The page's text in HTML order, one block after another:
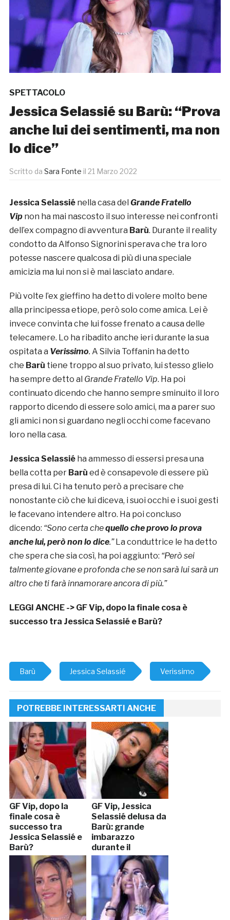
SPETTACOLO
Jessica Selassié su Barù: “Prova
anche lui dei sentimenti, ma non
lo dice”
Scritto da Sara Fonte il 21 Marzo 2022
Jessica Selassiénella casa del Grande Fratello
Vip non ha mai nascosto il suo interesse nei confronti
dell’ex compagno di avventura Barù. Durante il reality
condotto da Alfonso Signorini sperava che tra loro
potesse nascere qualcosa di più di una speciale
amicizia ma lui non si è mai lasciato andare.
Più volte l’ex gieffino ha detto di volere molto bene
alla principessa etiope, però solo come amica. Lei è
invece convinta che lui fosse frenato a causa delle
telecamere. Lo ha ribadito anche ieri durante la sua
ospitata a Verissimo. A Silvia Toffanin ha detto
che Barù tiene troppo al suo privato, lui stesso glielo
ha sempre detto al Grande Fratello Vip. Ha poi
continuato dicendo che hanno sempre sminuito il loro
rapporto dicendo di essere solo amici, ma a parer suo
gli amici non si guardano negli occhi come facevano
loro nella casa.
Jessica Selassié ha ammesso di essersi presa una
bella cotta per Barù ed è consapevole di essere più
presa di lui. Ci ha tenuto però a precisare che
nonostante ciò che lui diceva, i suoi occhi e i suoi gesti
le facevano intendere altro. Ha poi concluso
dicendo: “Sono certa chequello che provo lo prova
anche lui, però non lo dice.” La conduttrice le ha detto
che spera che sia così, ha poi aggiunto: “Però sei
talmente giovane e profonda che se non sarà lui sarà un
altro che ti farà innamorare ancora di più.”
LEGGI ANCHE -> GF Vip, dopo la finale cosa è
successo tra Jessica Selassié e Barù?
Barù Jessica Selassié Verissimo
POTREBBE INTERESSARTI ANCHE
GF Vip, dopo la
finale cosa è
successo tra
Jessica Selassié e
Barù?
GF Vip, Jessica
Selassié delusa da
Barù: grande
imbarazzo
durante il
fuorionda